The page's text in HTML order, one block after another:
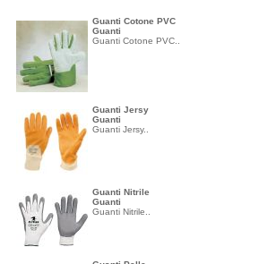
Guanti Cotone PVC
Guanti
Guanti Cotone PVC..
Guanti Jersy
Guanti
Guanti Jersy..
Guanti Nitrile
Guanti
Guanti Nitrile..